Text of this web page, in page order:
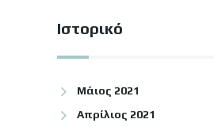
Ιστορικό
Μάιος 2021
Απρίλιος 2021